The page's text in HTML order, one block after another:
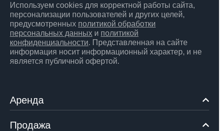
Используем cookies для корректной работы сайта,
персонализации пользователей и других целей,
предусмотренных политикой обработки
персональных данных и политикой
конфиденциальности. Представленная на сайте
информация носит информационный характер, и не
является публичной офертой.
Аренда
Продажа